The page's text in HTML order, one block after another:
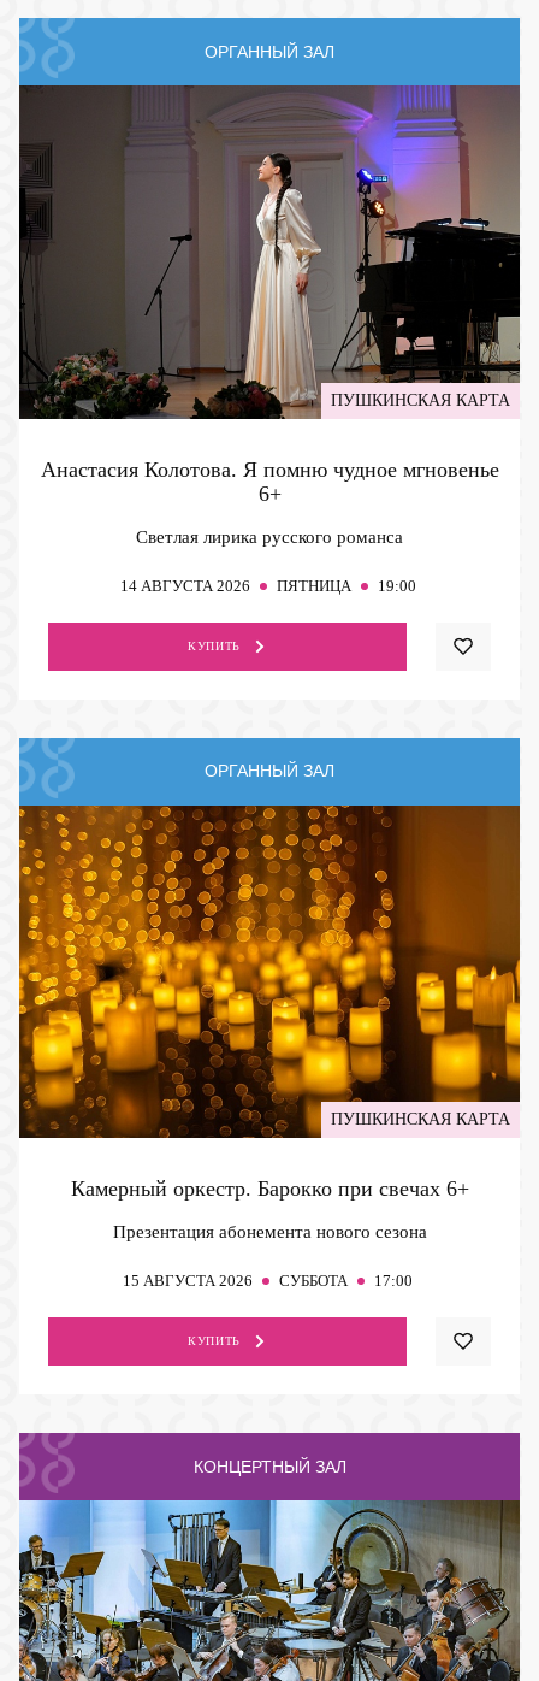
ОРГАННЫЙ ЗАЛ
ПУШКИНСКАЯ КАРТА
Анастасия Колотова. Я помню чудное мгновенье
6+
Светлая лирика русского романса
14 АВГУСТА 2026 ПЯТНИЦА 19:00
КУПИТЬ
ОРГАННЫЙ ЗАЛ
ПУШКИНСКАЯ КАРТА
Камерный оркестр. Барокко при свечах 6+
Презентация абонемента нового сезона
15 АВГУСТА 2026 СУББОТА 17:00
КУПИТЬ
КОНЦЕРТНЫЙ ЗАЛ